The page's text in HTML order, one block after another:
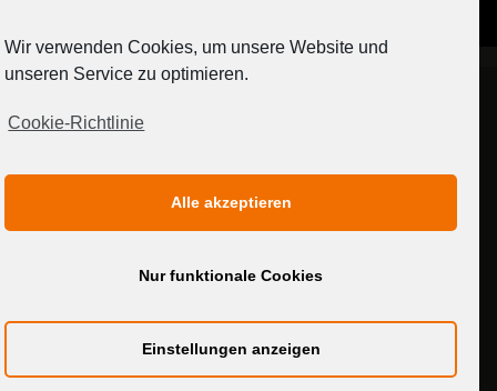
[contact-form-7 404 "Nicht gefunden"]
MEDIADATEN
Wir verwenden Cookies, um unsere Website und
unseren Service zu optimieren.
Cookie-Richtlinie
Alle akzeptieren
Nur funktionale Cookies
Einstellungen anzeigen